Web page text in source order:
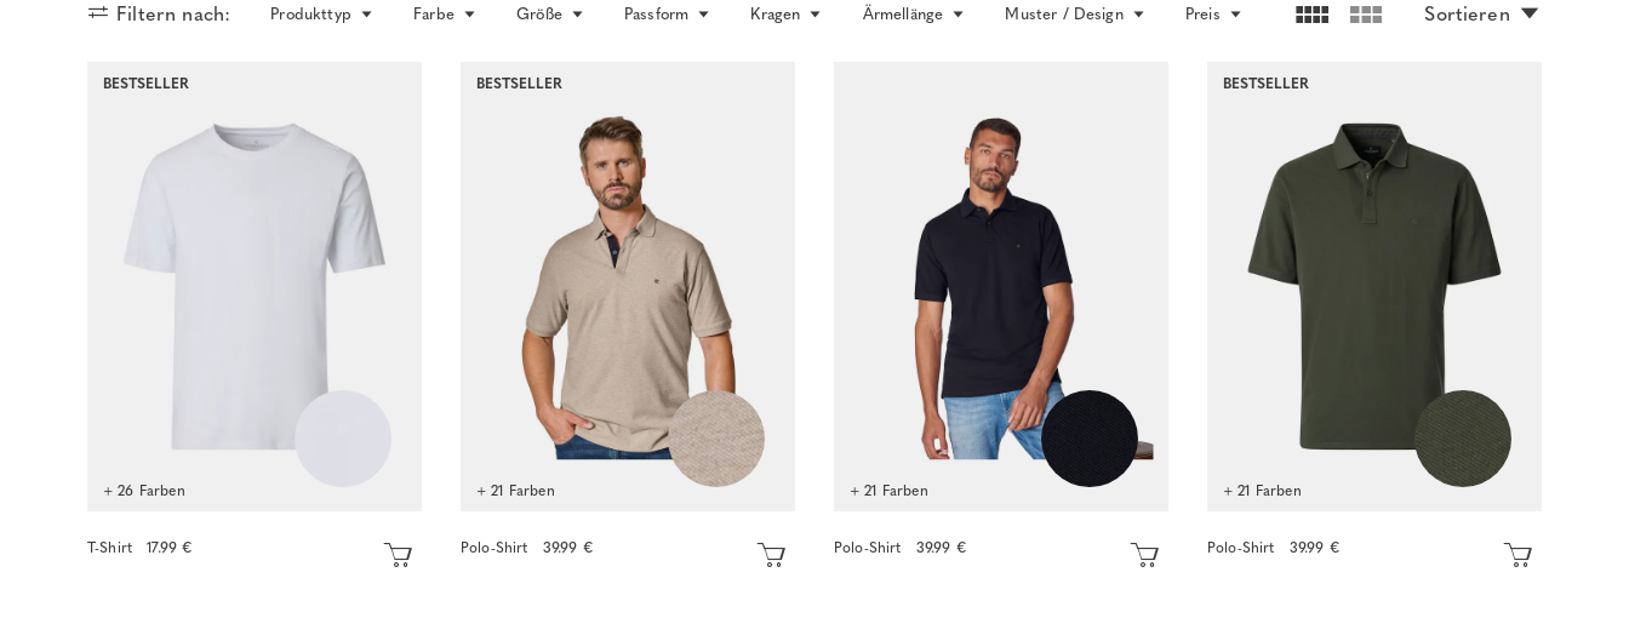
Filtern nach: Produkttyp Farbe Größe Passform Kragen Ärmellänge Muster / Design Preis Sortieren
BESTSELLER
+ 26 Farben
T-Shirt 17.99 €
BESTSELLER
+ 21 Farben
Polo-Shirt 39.99 €
+ 21 Farben
Polo-Shirt 39.99 €
BESTSELLER
+ 21 Farben
Polo-Shirt 39.99 €